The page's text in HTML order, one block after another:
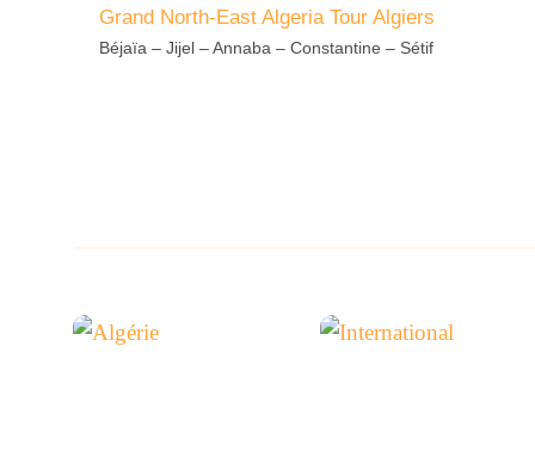
Grand North-East Algeria Tour Algiers
Béjaïa – Jijel – Annaba – Constantine – Sétif